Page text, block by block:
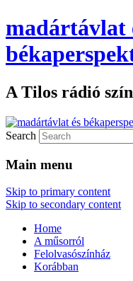
madártávlat
A Tilos rádió
Search
Main menu
Skip to primary content
Skip to secondary content
Home
A műsorról
Felolvasószínház
Korábban